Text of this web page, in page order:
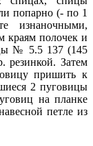
попарно (- по 1
изнаночными,
краям полочек и
№ 5.5 137 (145
резинкой. Затем
пришить к
2 пуговицы
на планке
петле из